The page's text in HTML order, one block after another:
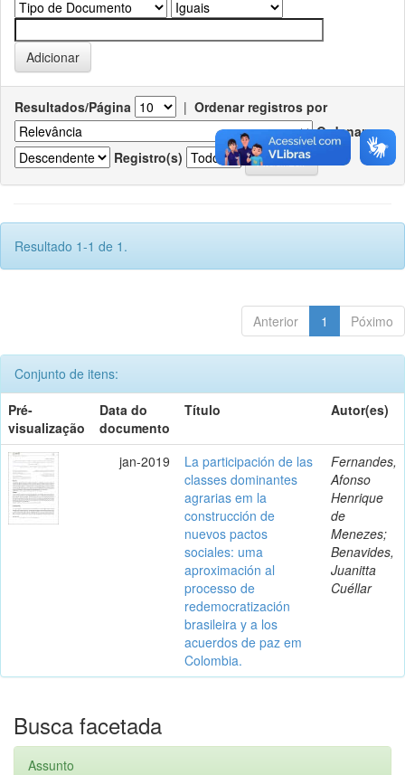
Resultados/Página | Ordenar registros por
Ordenar
Registro(s)
Resultado 1-1 de 1.
Anterior 1 Póximo
Conjunto de itens:
Pré-
visualização
Data do
documento
Título Autor(es)
jan-2019
La participación de las
classes dominantes
agrarias em la
construcción de
nuevos pactos
sociales: uma
aproximación al
processo de
redemocratización
brasileira y a los
acuerdos de paz em
Colombia.
Fernandes,
Afonso
Henrique
de
Menezes;
Benavides,
Juanitta
Cuéllar
Busca facetada
Assunto